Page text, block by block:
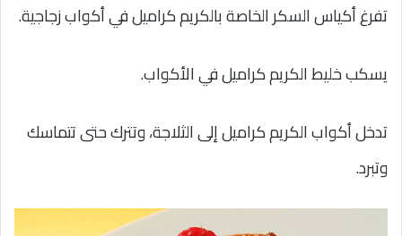
تفرغ أكياس السكر الخاصة بالكريم كراميل في أكواب زجاجية.
يسكب خليط الكريم كراميل في الأكواب.
تدخل أكواب الكريم كراميل إلى الثلاجة، وتترك حتى تتماسك
وتبرد.